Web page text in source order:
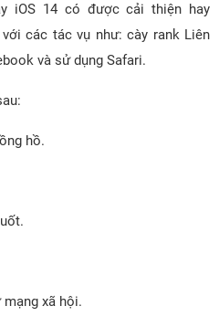
iOS 14 có được cải thiện hay
các tác vụ như: cày rank Liên
và sử dụng Safari.
hồ.
xã hội.